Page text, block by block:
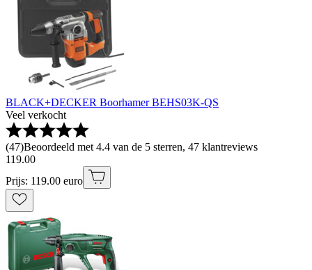
BLACK+DECKER Boorhamer BEHS03K-QS
Veel verkocht
(47)Beoordeeld met 4.4 van de 5 sterren, 47 klantreviews
119.00
Prijs: 119.00 euro